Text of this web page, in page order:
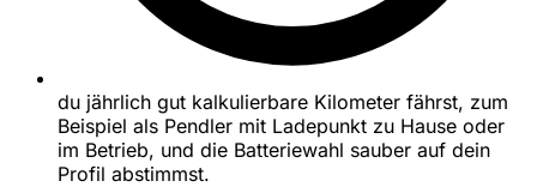
du jährlich gut kalkulierbare Kilometer fährst, zum
Beispiel als Pendler mit Ladepunkt zu Hause oder
im Betrieb, und die Batteriewahl sauber auf dein
Profil abstimmst.